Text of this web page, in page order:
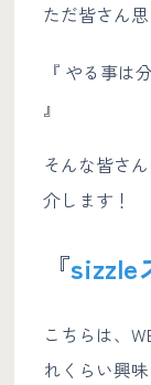
ただ皆さん
『 やる事は
』
そんな皆さ
介します！
『sizzle
こちらは、
れくらい興